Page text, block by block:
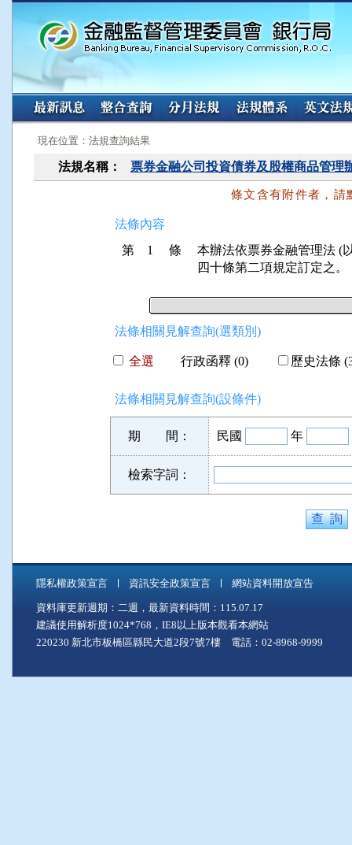
:::
現在位置：法規查詢結果
法規名稱： 票券金融公司投資債券及股權商品管理
條文含有附件者，請
法條內容
第 1 條
本辦法依票券金融管理法 (
四十條第二項規定訂定之。
法條相關見解查詢(選類別)
全選 行政函釋 (0) 歷史法條
法條相關見解查詢(設條件)
期 間： 民國 年
檢索字詞：
隱私權政策宣言 資訊安全政策宣言 網站資料開放宣告
資料庫更新週期：二週，最新資料時間：115.07.17
建議使用解析度1024*768，IE8以上版本觀看本網站
220230 新北市板橋區縣民大道2段7號7樓 電話：02-8968-9999